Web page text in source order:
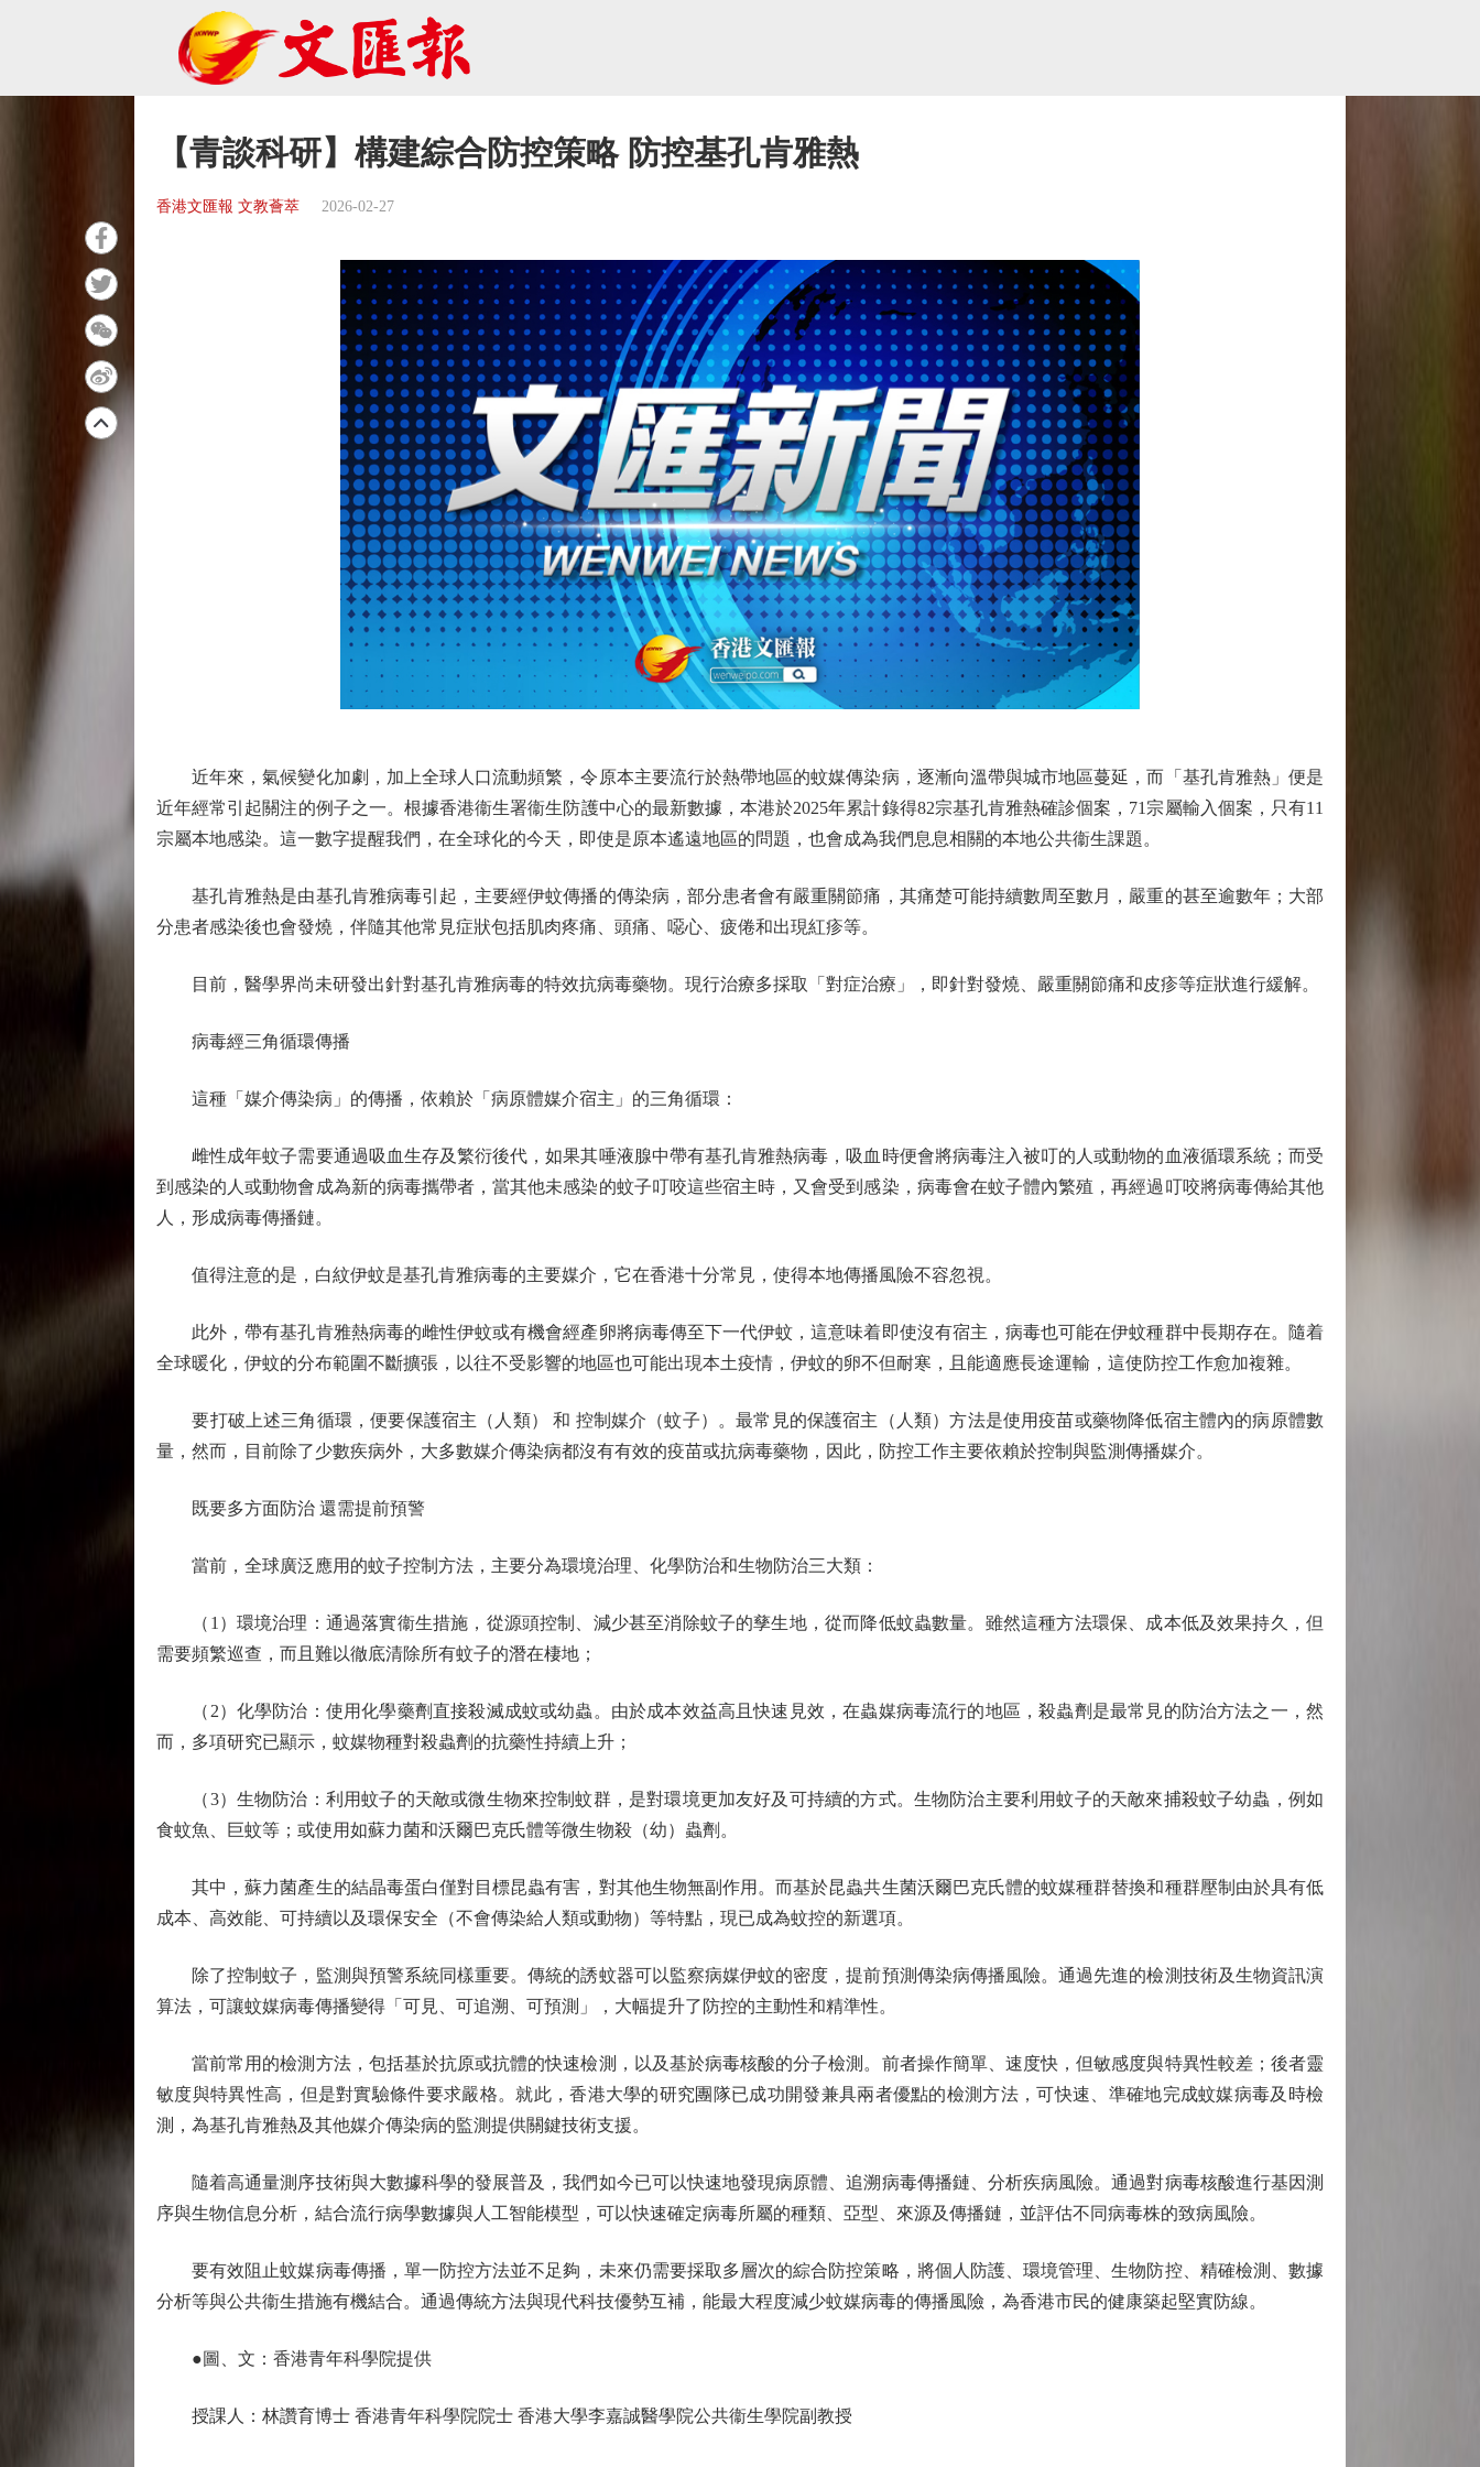
【青談科研】構建綜合防控策略 防控基孔肯雅熱
香港文匯報 文教薈萃 2026-02-27
近年來，氣候變化加劇，加上全球人口流動頻繁，令原本主要流行於熱帶地區的蚊媒傳染病，逐漸向溫帶與城市地區蔓延，而「基孔肯雅熱」便是
近年經常引起關注的例子之一。根據香港衞生署衞生防護中心的最新數據，本港於2025年累計錄得82宗基孔肯雅熱確診個案，71宗屬輸入個案，只有11
宗屬本地感染。這一數字提醒我們，在全球化的今天，即使是原本遙遠地區的問題，也會成為我們息息相關的本地公共衞生課題。
基孔肯雅熱是由基孔肯雅病毒引起，主要經伊蚊傳播的傳染病，部分患者會有嚴重關節痛，其痛楚可能持續數周至數月，嚴重的甚至逾數年；大部
分患者感染後也會發燒，伴隨其他常見症狀包括肌肉疼痛、頭痛、噁心、疲倦和出現紅疹等。
目前，醫學界尚未研發出針對基孔肯雅病毒的特效抗病毒藥物。現行治療多採取「對症治療」，即針對發燒、嚴重關節痛和皮疹等症狀進行緩解。
病毒經三角循環傳播
這種「媒介傳染病」的傳播，依賴於「病原體媒介宿主」的三角循環：
雌性成年蚊子需要通過吸血生存及繁衍後代，如果其唾液腺中帶有基孔肯雅熱病毒，吸血時便會將病毒注入被叮的人或動物的血液循環系統；而受
到感染的人或動物會成為新的病毒攜帶者，當其他未感染的蚊子叮咬這些宿主時，又會受到感染，病毒會在蚊子體內繁殖，再經過叮咬將病毒傳給其他
人，形成病毒傳播鏈。
值得注意的是，白紋伊蚊是基孔肯雅病毒的主要媒介，它在香港十分常見，使得本地傳播風險不容忽視。
此外，帶有基孔肯雅熱病毒的雌性伊蚊或有機會經產卵將病毒傳至下一代伊蚊，這意味着即使沒有宿主，病毒也可能在伊蚊種群中長期存在。隨着
全球暖化，伊蚊的分布範圍不斷擴張，以往不受影響的地區也可能出現本土疫情，伊蚊的卵不但耐寒，且能適應長途運輸，這使防控工作愈加複雜。
要打破上述三角循環，便要保護宿主（人類） 和 控制媒介（蚊子）。最常見的保護宿主（人類）方法是使用疫苗或藥物降低宿主體內的病原體數
量，然而，目前除了少數疾病外，大多數媒介傳染病都沒有有效的疫苗或抗病毒藥物，因此，防控工作主要依賴於控制與監測傳播媒介。
既要多方面防治 還需提前預警
當前，全球廣泛應用的蚊子控制方法，主要分為環境治理、化學防治和生物防治三大類：
（1）環境治理：通過落實衞生措施，從源頭控制、減少甚至消除蚊子的孳生地，從而降低蚊蟲數量。雖然這種方法環保、成本低及效果持久，但
需要頻繁巡查，而且難以徹底清除所有蚊子的潛在棲地；
（2）化學防治：使用化學藥劑直接殺滅成蚊或幼蟲。由於成本效益高且快速見效，在蟲媒病毒流行的地區，殺蟲劑是最常見的防治方法之一，然
而，多項研究已顯示，蚊媒物種對殺蟲劑的抗藥性持續上升；
（3）生物防治：利用蚊子的天敵或微生物來控制蚊群，是對環境更加友好及可持續的方式。生物防治主要利用蚊子的天敵來捕殺蚊子幼蟲，例如
食蚊魚、巨蚊等；或使用如蘇力菌和沃爾巴克氏體等微生物殺（幼）蟲劑。
其中，蘇力菌產生的結晶毒蛋白僅對目標昆蟲有害，對其他生物無副作用。而基於昆蟲共生菌沃爾巴克氏體的蚊媒種群替換和種群壓制由於具有低
成本、高效能、可持續以及環保安全（不會傳染給人類或動物）等特點，現已成為蚊控的新選項。
除了控制蚊子，監測與預警系統同樣重要。傳統的誘蚊器可以監察病媒伊蚊的密度，提前預測傳染病傳播風險。通過先進的檢測技術及生物資訊演
算法，可讓蚊媒病毒傳播變得「可見、可追溯、可預測」，大幅提升了防控的主動性和精準性。
當前常用的檢測方法，包括基於抗原或抗體的快速檢測，以及基於病毒核酸的分子檢測。前者操作簡單、速度快，但敏感度與特異性較差；後者靈
敏度與特異性高，但是對實驗條件要求嚴格。就此，香港大學的研究團隊已成功開發兼具兩者優點的檢測方法，可快速、準確地完成蚊媒病毒及時檢
測，為基孔肯雅熱及其他媒介傳染病的監測提供關鍵技術支援。
隨着高通量測序技術與大數據科學的發展普及，我們如今已可以快速地發現病原體、追溯病毒傳播鏈、分析疾病風險。通過對病毒核酸進行基因測
序與生物信息分析，結合流行病學數據與人工智能模型，可以快速確定病毒所屬的種類、亞型、來源及傳播鏈，並評估不同病毒株的致病風險。
要有效阻止蚊媒病毒傳播，單一防控方法並不足夠，未來仍需要採取多層次的綜合防控策略，將個人防護、環境管理、生物防控、精確檢測、數據
分析等與公共衞生措施有機結合。通過傳統方法與現代科技優勢互補，能最大程度減少蚊媒病毒的傳播風險，為香港市民的健康築起堅實防線。
●圖、文：香港青年科學院提供
授課人：林讚育博士 香港青年科學院院士 香港大學李嘉誠醫學院公共衞生學院副教授